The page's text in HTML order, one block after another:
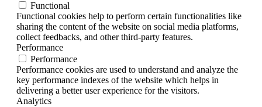
Functional
Functional cookies help to perform certain functionalities like
sharing the content of the website on social media platforms,
collect feedbacks, and other third-party features.
Performance
Performance
Performance cookies are used to understand and analyze the
key performance indexes of the website which helps in
delivering a better user experience for the visitors.
Analytics